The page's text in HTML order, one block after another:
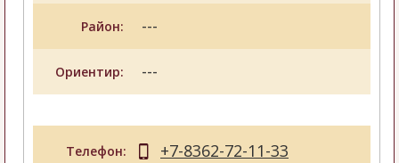
Район: ---
Ориентир: ---
Телефон: +7-8362-72-11-33